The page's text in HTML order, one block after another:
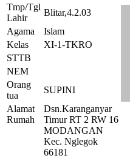
Tmp/Tgl
Lahir
Blitar,4.2.03
Agama
Islam
Kelas
XI-1-TKRO
STTB
NEM
Orang
tua
SUPINI
Alamat
Rumah
Dsn.Karanganyar
Timur RT 2 RW 16
MODANGAN
Kec. Nglegok
66181